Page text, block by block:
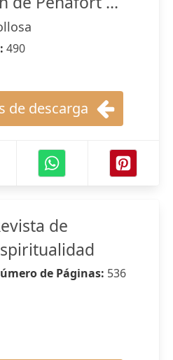
490
de descarga
de
de Páginas: 536